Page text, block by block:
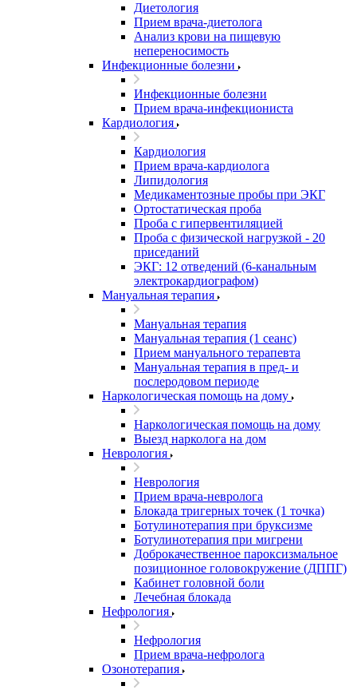
Диетология
Прием врача-диетолога
Анализ крови на пищевую
непереносимость
Инфекционные болезни
Инфекционные болезни
Прием врача-инфекциониста
Кардиология
Кардиология
Прием врача-кардиолога
Липидология
Медикаментозные пробы при ЭКГ
Ортостатическая проба
Проба с гипервентиляцией
Проба с физической нагрузкой - 20
приседаний
ЭКГ: 12 отведений (6-канальным
электрокардиографом)
Мануальная терапия
Мануальная терапия
Мануальная терапия (1 сеанс)
Прием мануального терапевта
Мануальная терапия в пред- и
послеродовом периоде
Наркологическая помощь на дому
Наркологическая помощь на дому
Выезд нарколога на дом
Неврология
Неврология
Прием врача-невролога
Блокада тригерных точек (1 точка)
Ботулинотерапия при бруксизме
Ботулинотерапия при мигрени
Доброкачественное пароксизмальное
позиционное головокружение (ДППГ)
Кабинет головной боли
Лечебная блокада
Нефрология
Нефрология
Прием врача-нефролога
Озонотерапия